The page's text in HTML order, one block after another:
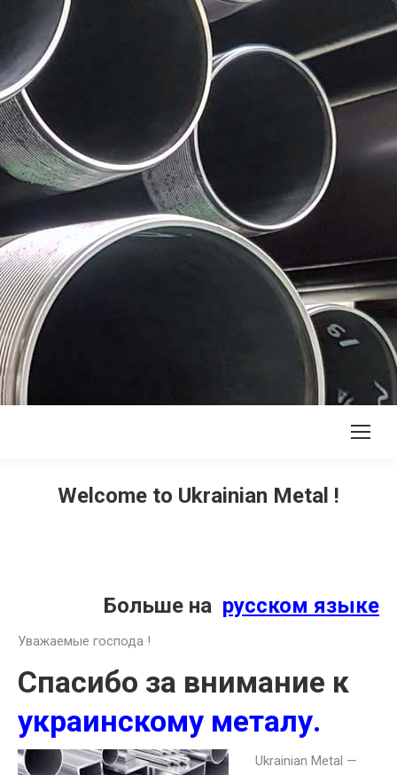
Welcome to Ukrainian Metal !
Больше на русском языке
Уважаемые господа !
Спасибо за внимание к
украинскому металу.
Ukrainian Metal —